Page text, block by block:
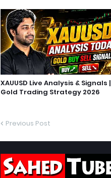
XAUUSD Live Analysis & Signals |
Gold Trading Strategy 2026
Previous Post